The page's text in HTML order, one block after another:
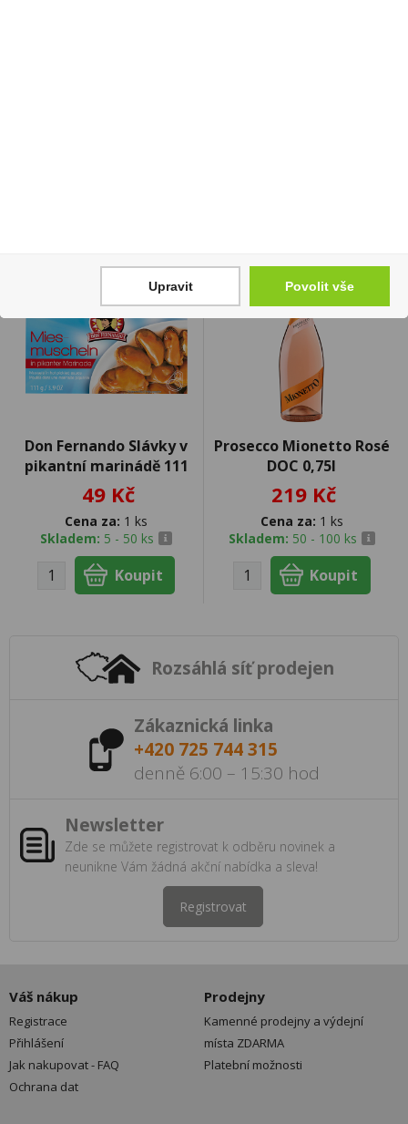
Don Fernando Slávky v
pikantní marinádě 111
49 Kč
Cena za: 1 ks
Skladem: 5 - 50 ks
Prosecco Mionetto Rosé
DOC 0,75l
219 Kč
Cena za: 1 ks
Skladem: 50 - 100 ks
Rozsáhlá síť prodejen
Zákaznická linka
+420 725 744 315
denně 6:00 – 15:30 hod
Newsletter
Zde se můžete registrovat k odběru novinek a
neunikne Vám žádná akční nabídka a sleva!
Registrovat
Váš nákup
Registrace
Přihlášení
Jak nakupovat - FAQ
Ochrana dat
Prodejny
Kamenné prodejny a výdejní
místa ZDARMA
Platební možnosti
Upravit Povolit vše